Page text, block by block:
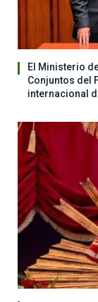
El Ministerio
Conjuntos del
internacional